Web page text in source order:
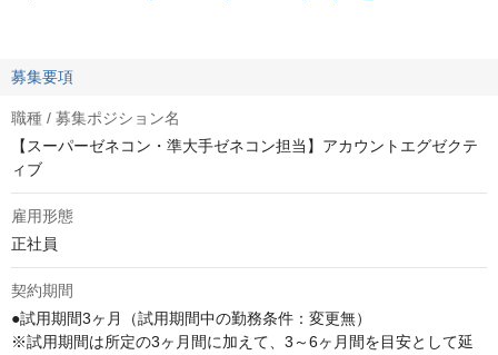
募集要項
職種 / 募集ポジション名
【スーパーゼネコン・準大手ゼネコン担当】アカウントエグゼクテ
ィブ
雇用形態
正社員
契約期間
●試用期間3ヶ月（試用期間中の勤務条件：変更無）
※試用期間は所定の3ヶ月間に加えて、3～6ヶ月間を目安として延